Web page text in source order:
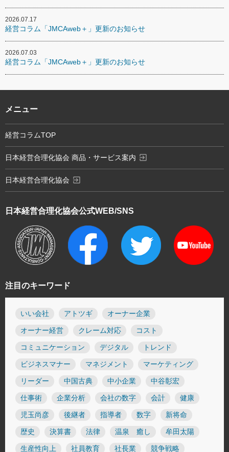
2026.07.17
経営コラム「JMCAweb＋」更新のお知らせ
2026.07.03
経営コラム「JMCAweb＋」更新のお知らせ
注目のキーワード
いい会社 アトツギ オーナー企業
オーナー経営 クレーム対応 コスト
コミュニケーション デジタル トレンド
ビジネスマナー マネジメント マーケティング
リーダー 中国古典 中小企業 中谷彰宏
仕事術 企業分析 会社の数字 会計 健康
児玉尚彦 後継者 指導者 数字 新将命
歴史 決算書 法律 温泉 癒し 牟田太陽
生産性向上 社員教育 社長業 競争戦略
日本経営合理化協会公式WEB/SNS
メニュー
経営コラムTOP
日本経営合理化協会 商品・サービス案内 exit_to_app
日本経営合理化協会 exit_to_app